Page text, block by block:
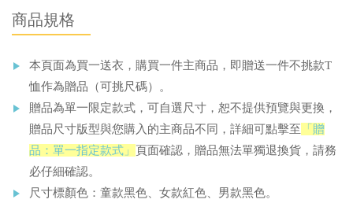
商品規格
本頁面為買一送衣，購買一件主商品，即贈送一件不挑款T
恤作為贈品（可挑尺碼）。
贈品為單一限定款式，可自選尺寸，恕不提供預覽與更換，
贈品尺寸版型與您購入的主商品不同 ，詳細可點擊至 「贈
品：單一指定款式」 頁面確認，贈品無法單獨退換貨，請務
必仔細確認。
尺寸標顏色：童款黑色、女款紅色、男款黑色。